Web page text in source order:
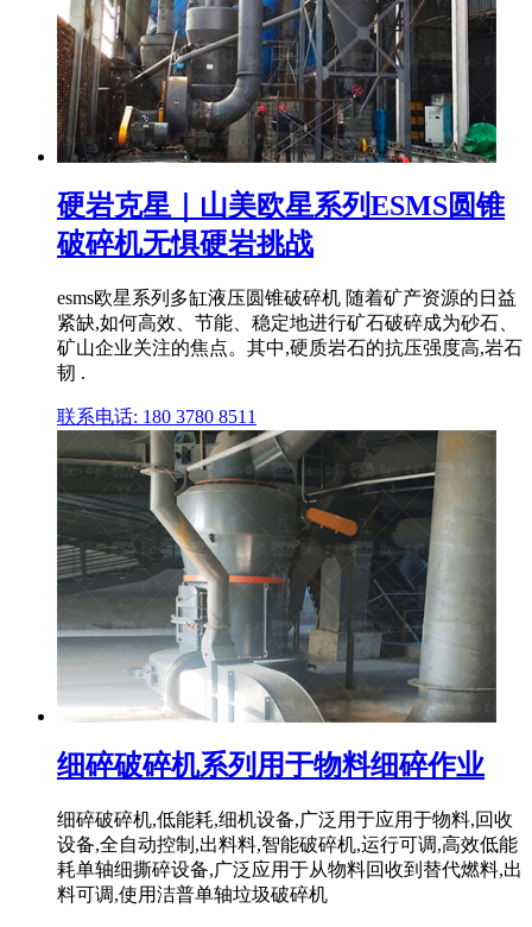
硬岩克星｜山美欧星系列ESMS圆锥
破碎机无惧硬岩挑战
esms欧星系列多缸液压圆锥破碎机 随着矿产资源的日益
紧缺,如何高效、节能、稳定地进行矿石破碎成为砂石、
矿山企业关注的焦点。其中,硬质岩石的抗压强度高,岩石
韧 .
联系电话: 180 3780 8511
细碎破碎机系列用于物料细碎作业
细碎破碎机,低能耗,细机设备,广泛用于应用于物料,回收
设备,全自动控制,出料料,智能破碎机,运行可调,高效低能
耗单轴细撕碎设备,广泛应用于从物料回收到替代燃料,出
料可调,使用洁普单轴垃圾破碎机